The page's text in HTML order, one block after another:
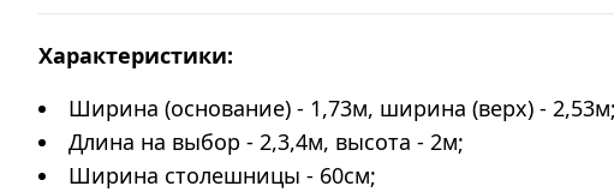
Характеристики:
Ширина (основание) - 1,73м, ширина (верх) - 2,53м;
Длина на выбор - 2,3,4м, высота - 2м;
Ширина столешницы - 60см;